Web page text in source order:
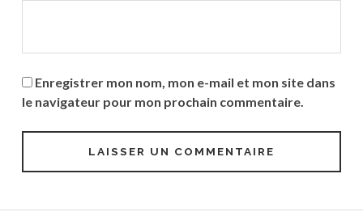
Enregistrer mon nom, mon e-mail et mon site dans
le navigateur pour mon prochain commentaire.